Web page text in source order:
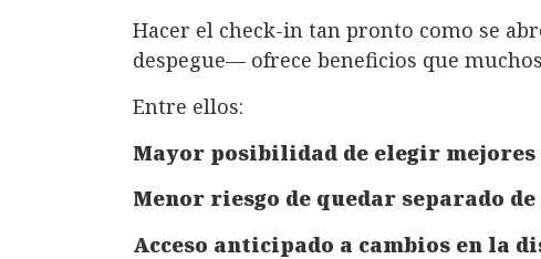
Hacer el check-in tan pronto como se
despegue— ofrece beneficios que
Entre ellos:
Mayor posibilidad de elegir mejores
Menor riesgo de quedar separado
Acceso anticipado a cambios en la